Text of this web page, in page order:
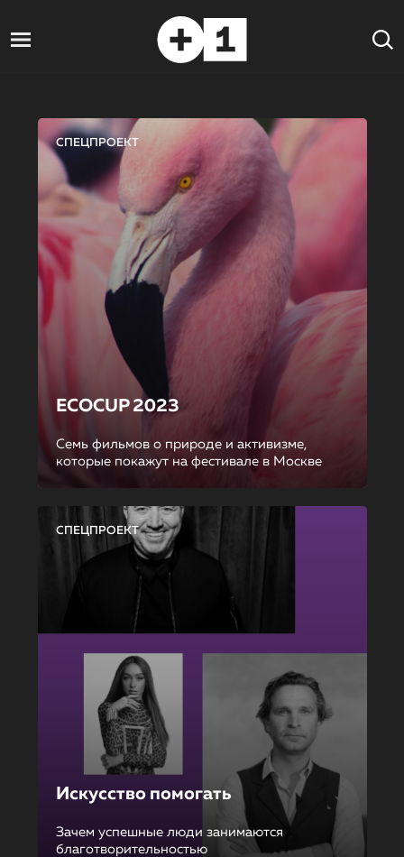
СПЕЦПРОЕКТ
ECOCUP 2023
Семь фильмов о природе и активизме,
которые покажут на фестивале в Москве
СПЕЦПРОЕКТ
Искусство помогать
Зачем успешные люди занимаются
благотворительностью